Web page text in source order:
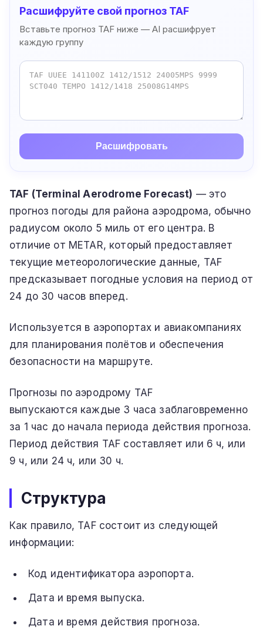
Расшифруйте свой прогноз TAF
Вставьте прогноз TAF ниже — AI расшифрует
каждую группу
Расшифровать
TAF (Terminal Aerodrome Forecast) — это
прогноз погоды для района аэродрома, обычно
радиусом около 5 миль от его центра. В
отличие от METAR, который предоставляет
текущие метеорологические данные, TAF
предсказывает погодные условия на период от
24 до 30 часов вперед.
Используется в аэропортах и авиакомпаниях
для планирования полётов и обеспечения
безопасности на маршруте.
Прогнозы по аэродрому TAF
выпускаются каждые 3 часа заблаговременно
за 1 час до начала периода действия прогноза.
Период действия TAF составляет или 6 ч, или
9 ч, или 24 ч, или 30 ч.
Структура
Как правило, TAF состоит из следующей
информации:
Код идентификатора аэропорта.
Дата и время выпуска.
Дата и время действия прогноза.